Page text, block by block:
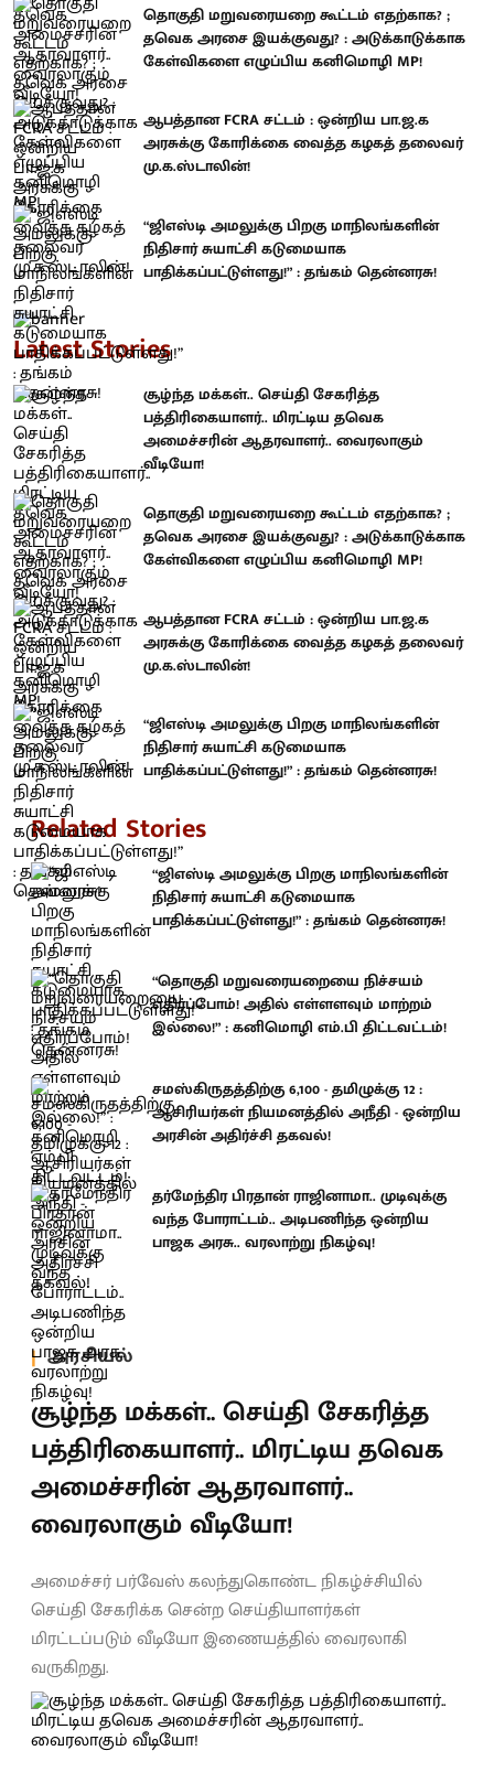
தொகுதி மறுவரையறை கூட்டம் எதற்காக? ;
தவெக அரசை இயக்குவது? : அடுக்காடுக்காக
கேள்விகளை எழுப்பிய கனிமொழி MP!
ஆபத்தான FCRA சட்டம் : ஒன்றிய பா.ஜ.க
அரசுக்கு கோரிக்கை வைத்த கழகத் தலைவர்
மு.க.ஸ்டாலின்!
“ஜிஎஸ்டி அமலுக்கு பிறகு மாநிலங்களின்
நிதிசார் சுயாட்சி கடுமையாக
பாதிக்கப்பட்டுள்ளது!” : தங்கம் தென்னரசு!
Latest Stories
சூழ்ந்த மக்கள்.. செய்தி சேகரித்த
பத்திரிகையாளர்.. மிரட்டிய தவெக
அமைச்சரின் ஆதரவாளர்.. வைரலாகும்
வீடியோ!
தொகுதி மறுவரையறை கூட்டம் எதற்காக? ;
தவெக அரசை இயக்குவது? : அடுக்காடுக்காக
கேள்விகளை எழுப்பிய கனிமொழி MP!
ஆபத்தான FCRA சட்டம் : ஒன்றிய பா.ஜ.க
அரசுக்கு கோரிக்கை வைத்த கழகத் தலைவர்
மு.க.ஸ்டாலின்!
“ஜிஎஸ்டி அமலுக்கு பிறகு மாநிலங்களின்
நிதிசார் சுயாட்சி கடுமையாக
பாதிக்கப்பட்டுள்ளது!” : தங்கம் தென்னரசு!
Related Stories
“ஜிஎஸ்டி அமலுக்கு பிறகு மாநிலங்களின்
நிதிசார் சுயாட்சி கடுமையாக
பாதிக்கப்பட்டுள்ளது!” : தங்கம் தென்னரசு!
“தொகுதி மறுவரையறையை நிச்சயம்
எதிர்ப்போம்! அதில் எள்ளளவும் மாற்றம்
இல்லை!” : கனிமொழி எம்.பி திட்டவட்டம்!
சமஸ்கிருதத்திற்கு 6,100 - தமிழுக்கு 12 :
ஆசிரியர்கள் நியமனத்தில் அநீதி - ஒன்றிய
அரசின் அதிர்ச்சி தகவல்!
தர்மேந்திர பிரதான் ராஜினாமா.. முடிவுக்கு
வந்த போராட்டம்.. அடிபணிந்த ஒன்றிய
பாஜக அரசு.. வரலாற்று நிகழ்வு!
அரசியல்
சூழ்ந்த மக்கள்.. செய்தி சேகரித்த
பத்திரிகையாளர்.. மிரட்டிய தவெக
அமைச்சரின் ஆதரவாளர்..
வைரலாகும் வீடியோ!
அமைச்சர் பர்வேஸ் கலந்துகொண்ட நிகழ்ச்சியில்
செய்தி சேகரிக்க சென்ற செய்தியாளர்கள்
மிரட்டப்படும் வீடியோ இணையத்தில் வைரலாகி
வருகிறது.